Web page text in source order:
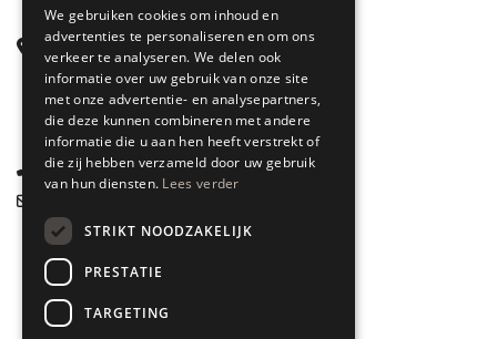
Steenstraat 71
6828 CD Arnhem
Gelderland
085 877 0704
We gebruiken cookies om inhoud en
advertenties te personaliseren en om ons
verkeer te analyseren. We delen ook
informatie over uw gebruik van onze site
met onze advertentie- en analysepartners,
die deze kunnen combineren met andere
informatie die u aan hen heeft verstrekt of
die zij hebben verzameld door uw gebruik
van hun diensten. Lees verder
STRIKT NOODZAKELIJK
PRESTATIE
TARGETING